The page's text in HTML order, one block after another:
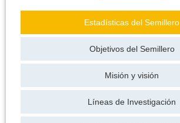
Estadísticas del Semillero
Objetivos del Semillero
Misión y visión
Líneas de Investigación